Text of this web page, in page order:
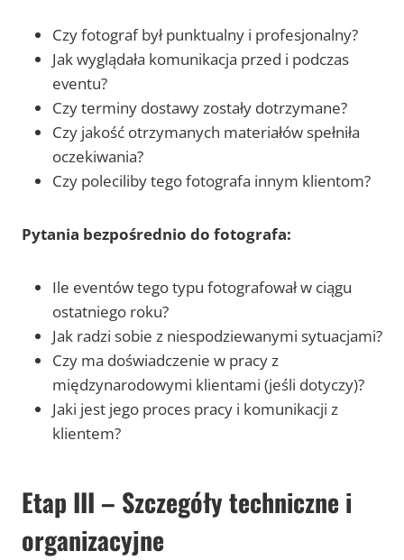
Czy fotograf był punktualny i profesjonalny?
Jak wyglądała komunikacja przed i podczas
eventu?
Czy terminy dostawy zostały dotrzymane?
Czy jakość otrzymanych materiałów spełniła
oczekiwania?
Czy poleciliby tego fotografa innym klientom?
Pytania bezpośrednio do fotografa:
Ile eventów tego typu fotografował w ciągu
ostatniego roku?
Jak radzi sobie z niespodziewanymi sytuacjami?
Czy ma doświadczenie w pracy z
międzynarodowymi klientami (jeśli dotyczy)?
Jaki jest jego proces pracy i komunikacji z
klientem?
Etap III – Szczegóły techniczne i
organizacyjne